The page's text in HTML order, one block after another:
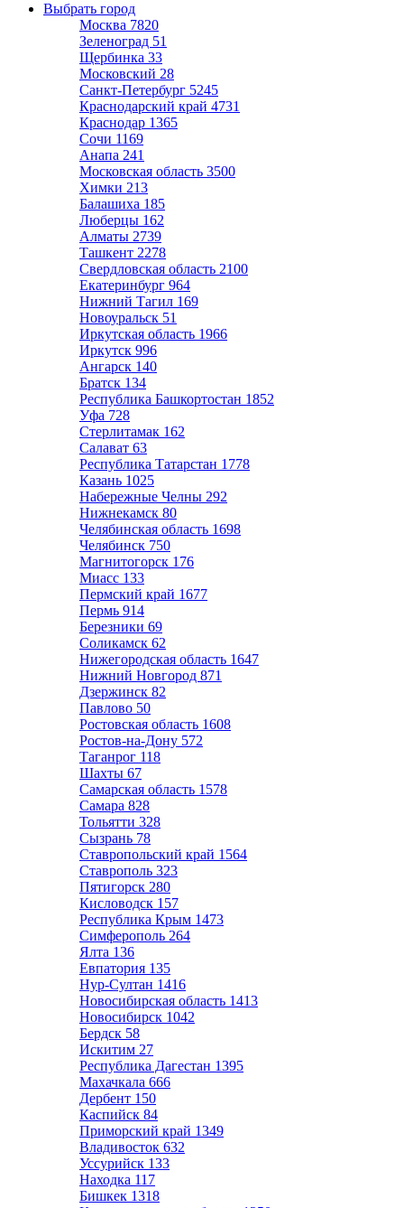
Выбрать город
Москва 7820
Зеленоград 51
Щербинка 33
Московский 28
Санкт-Петербург 5245
Краснодарский край 4731
Краснодар 1365
Сочи 1169
Анапа 241
Московская область 3500
Химки 213
Балашиха 185
Люберцы 162
Алматы 2739
Ташкент 2278
Свердловская область 2100
Екатеринбург 964
Нижний Тагил 169
Новоуральск 51
Иркутская область 1966
Иркутск 996
Ангарск 140
Братск 134
Республика Башкортостан 1852
Уфа 728
Стерлитамак 162
Салават 63
Республика Татарстан 1778
Казань 1025
Набережные Челны 292
Нижнекамск 80
Челябинская область 1698
Челябинск 750
Магнитогорск 176
Миасс 133
Пермский край 1677
Пермь 914
Березники 69
Соликамск 62
Нижегородская область 1647
Нижний Новгород 871
Дзержинск 82
Павлово 50
Ростовская область 1608
Ростов-на-Дону 572
Таганрог 118
Шахты 67
Самарская область 1578
Самара 828
Тольятти 328
Сызрань 78
Ставропольский край 1564
Ставрополь 323
Пятигорск 280
Кисловодск 157
Республика Крым 1473
Симферополь 264
Ялта 136
Евпатория 135
Нур-Султан 1416
Новосибирская область 1413
Новосибирск 1042
Бердск 58
Искитим 27
Республика Дагестан 1395
Махачкала 666
Дербент 150
Каспийск 84
Приморский край 1349
Владивосток 632
Уссурийск 133
Находка 117
Бишкек 1318